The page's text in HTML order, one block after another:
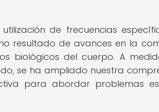
de frecuencias
resultado de avances en la
biológicos del cuerpo. A
se ha ampliado nuestra
para abordar problemas